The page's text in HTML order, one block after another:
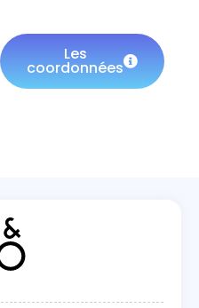
Les
coordonnées